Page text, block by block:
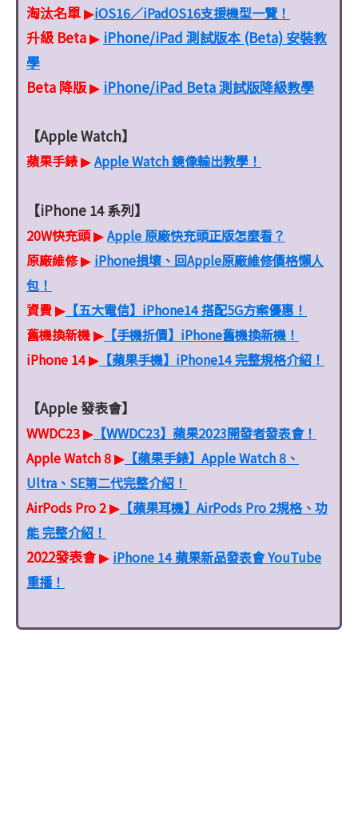
淘汰名單▶iOS16／iPadOS16支援機型一覽！
升級 Beta▶ iPhone/iPad 測試版本 (Beta) 安裝教
學
Beta 降版▶ iPhone/iPad Beta 測試版降級教學
【Apple Watch】
蘋果手錶▶Apple Watch 鏡像輸出教學！
【iPhone 14 系列】
20W快充頭▶Apple 原廠快充頭正版怎麼看？
原廠維修▶ iPhone損壞、回Apple原廠維修價格懶人
包！
資費▶ 【五大電信】iPhone14 搭配5G方案優惠！
舊機換新機▶ 【手機折價】iPhone舊機換新機！
iPhone 14▶ 【蘋果手機】iPhone14 完整規格介紹！
【Apple 發表會】
WWDC23▶ 【WWDC23】蘋果2023開發者發表會！
Apple Watch 8▶ 【蘋果手錶】Apple Watch 8、
Ultra、SE第二代完整介紹！
AirPods Pro 2▶ 【蘋果耳機】AirPods Pro 2規格、功
能 完整介紹！
2022發表會▶ iPhone 14 蘋果新品發表會 YouTube
重播！